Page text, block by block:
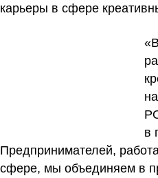
карьеры в сфере
в
Предпринимателей,
сфере, мы объединяем в